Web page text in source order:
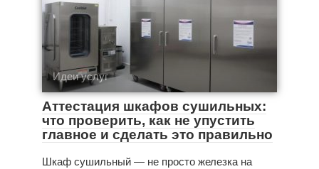
Идеи услуг
Аттестация шкафов сушильных:
что проверить, как не упустить
главное и сделать это правильно
Шкаф сушильный — не просто железка на